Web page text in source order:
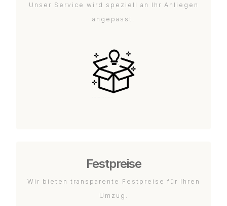
Unser Service wird speziell an Ihr Anliegen
angepasst.
Festpreise
Wir bieten transparente Festpreise für Ihren
Umzug.